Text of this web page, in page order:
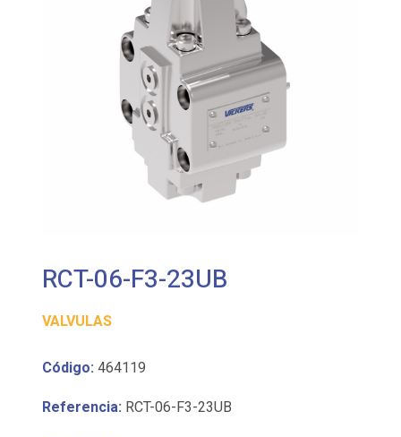
RCT-06-F3-23UB
VALVULAS
Código: 464119
Referencia: RCT-06-F3-23UB